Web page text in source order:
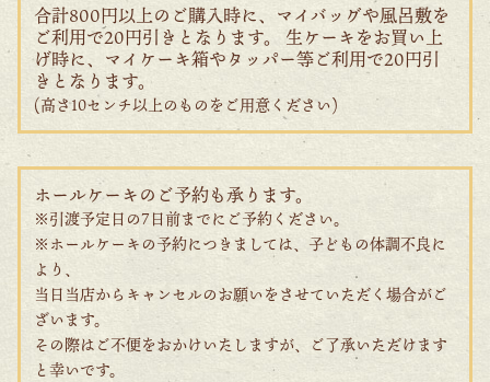
合計800円以上のご購入時に、マイバッグや風呂敷を
ご利用で20円引きとなります。 生ケーキをお買い上
げ時に、マイケーキ箱やタッパー等ご利用で20円引
きとなります。
(高さ10センチ以上のものをご用意ください)
ホールケーキのご予約も承ります。
※引渡予定日の7日前までにご予約ください。
※ホールケーキの予約につきましては、子どもの体調不良に
より、
当日当店からキャンセルのお願いをさせていただく場合がご
ざいます。
その際はご不便をおかけいたしますが、ご了承いただけます
と幸いです。